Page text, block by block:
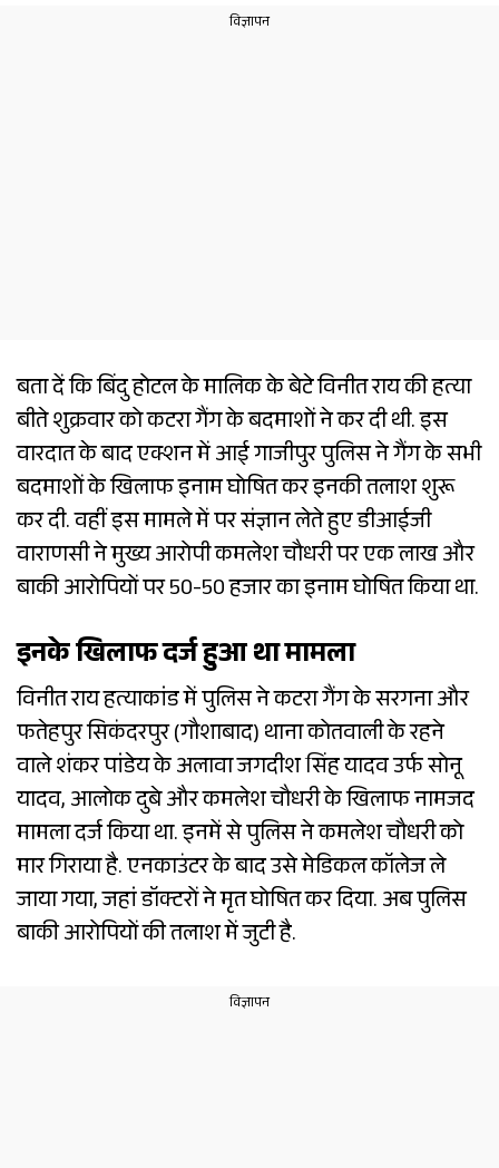
बता दें कि बिंदु होटल के मालिक के बेटे विनीत राय की हत्या
बीते शुक्रवार को कटरा गैंग के बदमाशों ने कर दी थी. इस
वारदात के बाद एक्शन में आई गाजीपुर पुलिस ने गैंग के सभी
बदमाशों के खिलाफ इनाम घोषित कर इनकी तलाश शुरू
कर दी. वहीं इस मामले में पर संज्ञान लेते हुए डीआईजी
वाराणसी ने मुख्य आरोपी कमलेश चौधरी पर एक लाख और
बाकी आरोपियों पर 50-50 हजार का इनाम घोषित किया था.
इनके खिलाफ दर्ज हुआ था मामला
विनीत राय हत्याकांड में पुलिस ने कटरा गैंग के सरगना और
फतेहपुर सिकंदरपुर (गौशाबाद) थाना कोतवाली के रहने
वाले शंकर पांडेय के अलावा जगदीश सिंह यादव उर्फ सोनू
यादव, आलोक दुबे और कमलेश चौधरी के खिलाफ नामजद
मामला दर्ज किया था. इनमें से पुलिस ने कमलेश चौधरी को
मार गिराया है. एनकाउंटर के बाद उसे मेडिकल कॉलेज ले
जाया गया, जहां डॉक्टरों ने मृत घोषित कर दिया. अब पुलिस
बाकी आरोपियों की तलाश में जुटी है.